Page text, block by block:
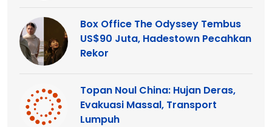
Box Office The Odyssey Tembus
US$90 Juta, Hadestown Pecahkan
Rekor
Topan Noul China: Hujan Deras,
Evakuasi Massal, Transport
Lumpuh